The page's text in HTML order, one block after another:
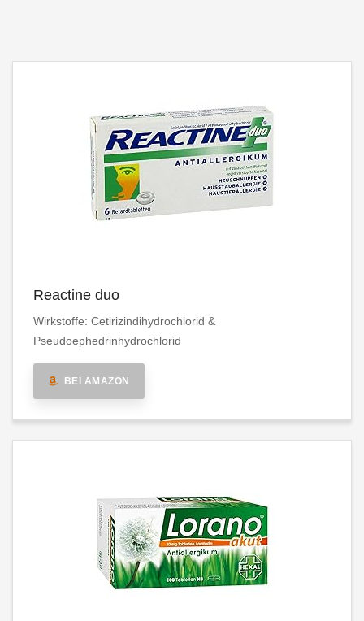
Reactine duo
Wirkstoffe: Cetirizindihydrochlorid &
Pseudoephedrinhydrochlorid
BEI AMAZON